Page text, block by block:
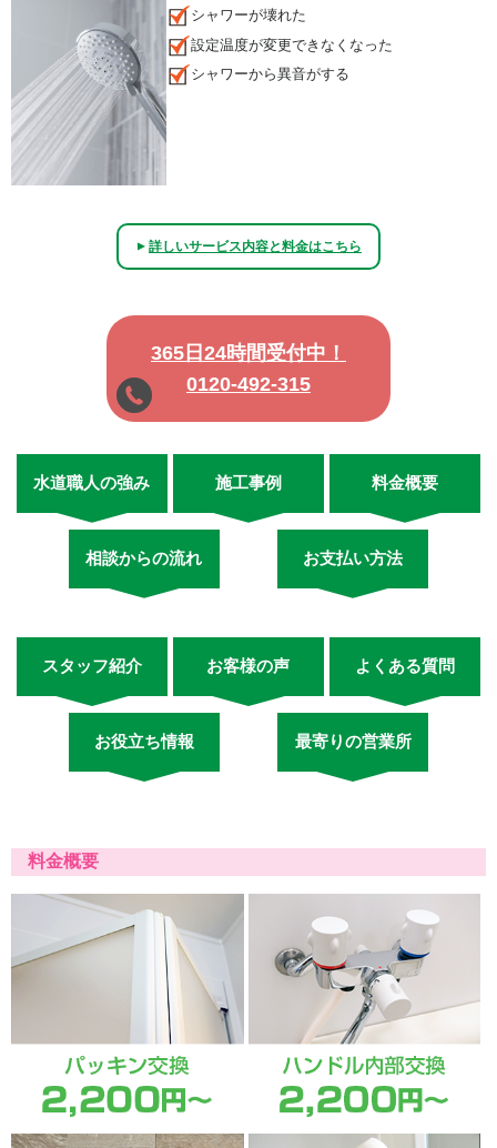
シャワーが壊れた
設定温度が変更できなくなった
シャワーから異音がする
▲詳しいサービス内容と料金はこちら
365日24時間受付中！
0120-492-315
水道職人の強み 施工事例 料金概要
相談からの流れ お支払い方法
スタッフ紹介 お客様の声 よくある質問
お役立ち情報 最寄りの営業所
料金概要